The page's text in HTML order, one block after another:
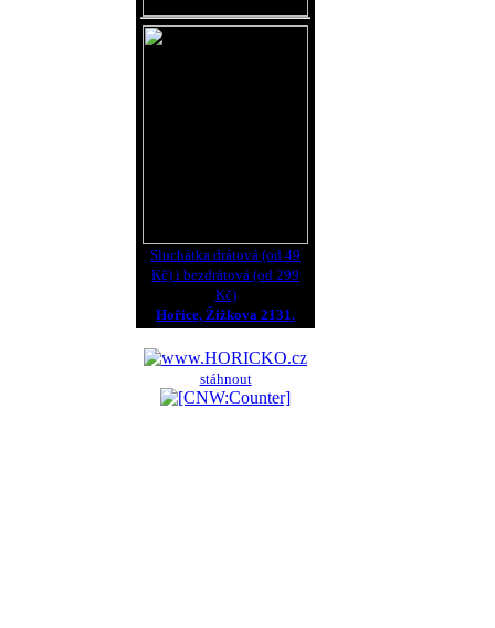
Sluchátka drátová (od 49
Kč) i bezdrátová (od 299
Kč)
Hořice, Žižkova 2131.
stáhnout